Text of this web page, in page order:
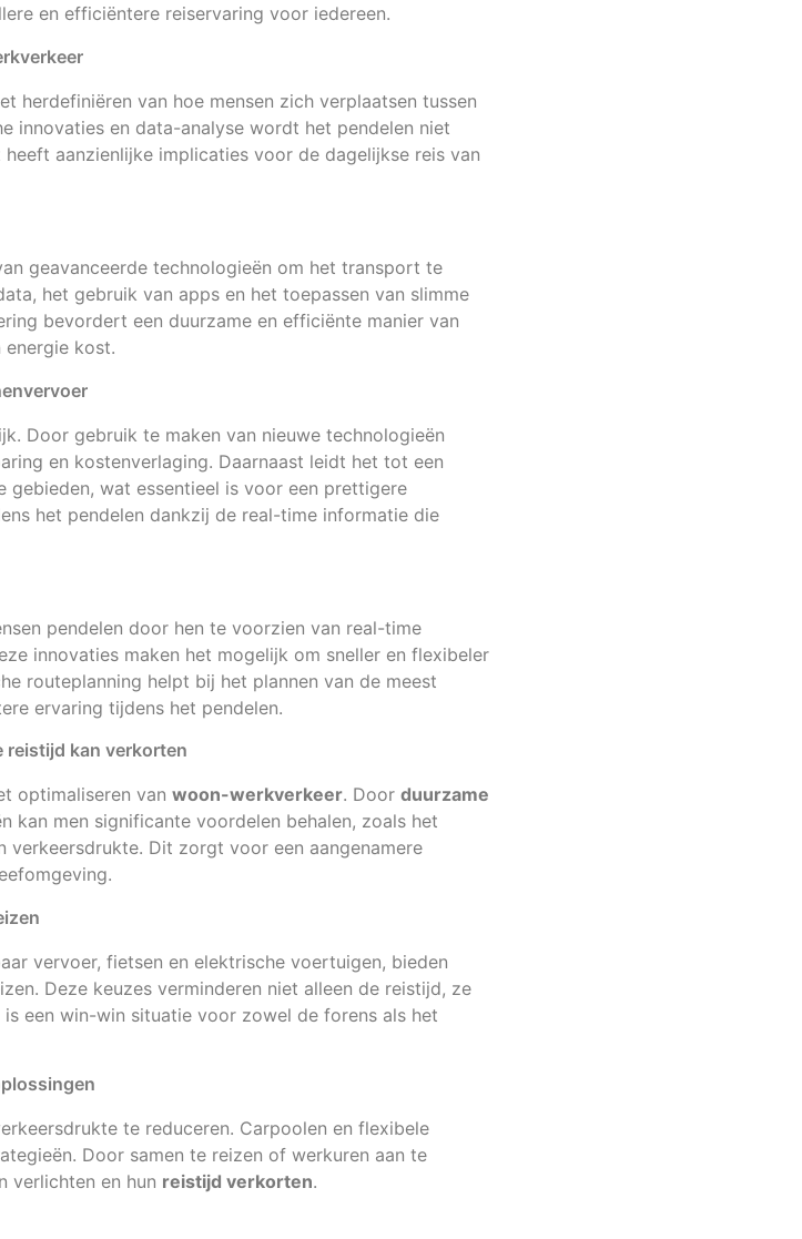
en efficiëntere reiservaring voor iedereen.
herdefiniëren van hoe mensen zich verplaatsen tussen
innovaties en data-analyse wordt het pendelen niet
aanzienlijke implicaties voor de dagelijkse reis van
geavanceerde technologieën om het transport te
het gebruik van apps en het toepassen van slimme
bevordert een duurzame en efficiënte manier van
kost.
Door gebruik te maken van nieuwe technologieën
en kostenverlaging. Daarnaast leidt het tot een
wat essentieel is voor een prettigere
het pendelen dankzij de real-time informatie die
pendelen door hen te voorzien van real-time
innovaties maken het mogelijk om sneller en flexibeler
routeplanning helpt bij het plannen van de meest
ervaring tijdens het pendelen.
reistijd kan verkorten
optimaliseren van woon-werkverkeer. Door duurzame
kan men significante voordelen behalen, zoals het
Dit zorgt voor een aangenamere
vervoer, fietsen en elektrische voertuigen, bieden
Deze keuzes verminderen niet alleen de reistijd, ze
een win-win situatie voor zowel de forens als het
te reduceren. Carpoolen en flexibele
Door samen te reizen of werkuren aan te
verlichten en hun reistijd verkorten.